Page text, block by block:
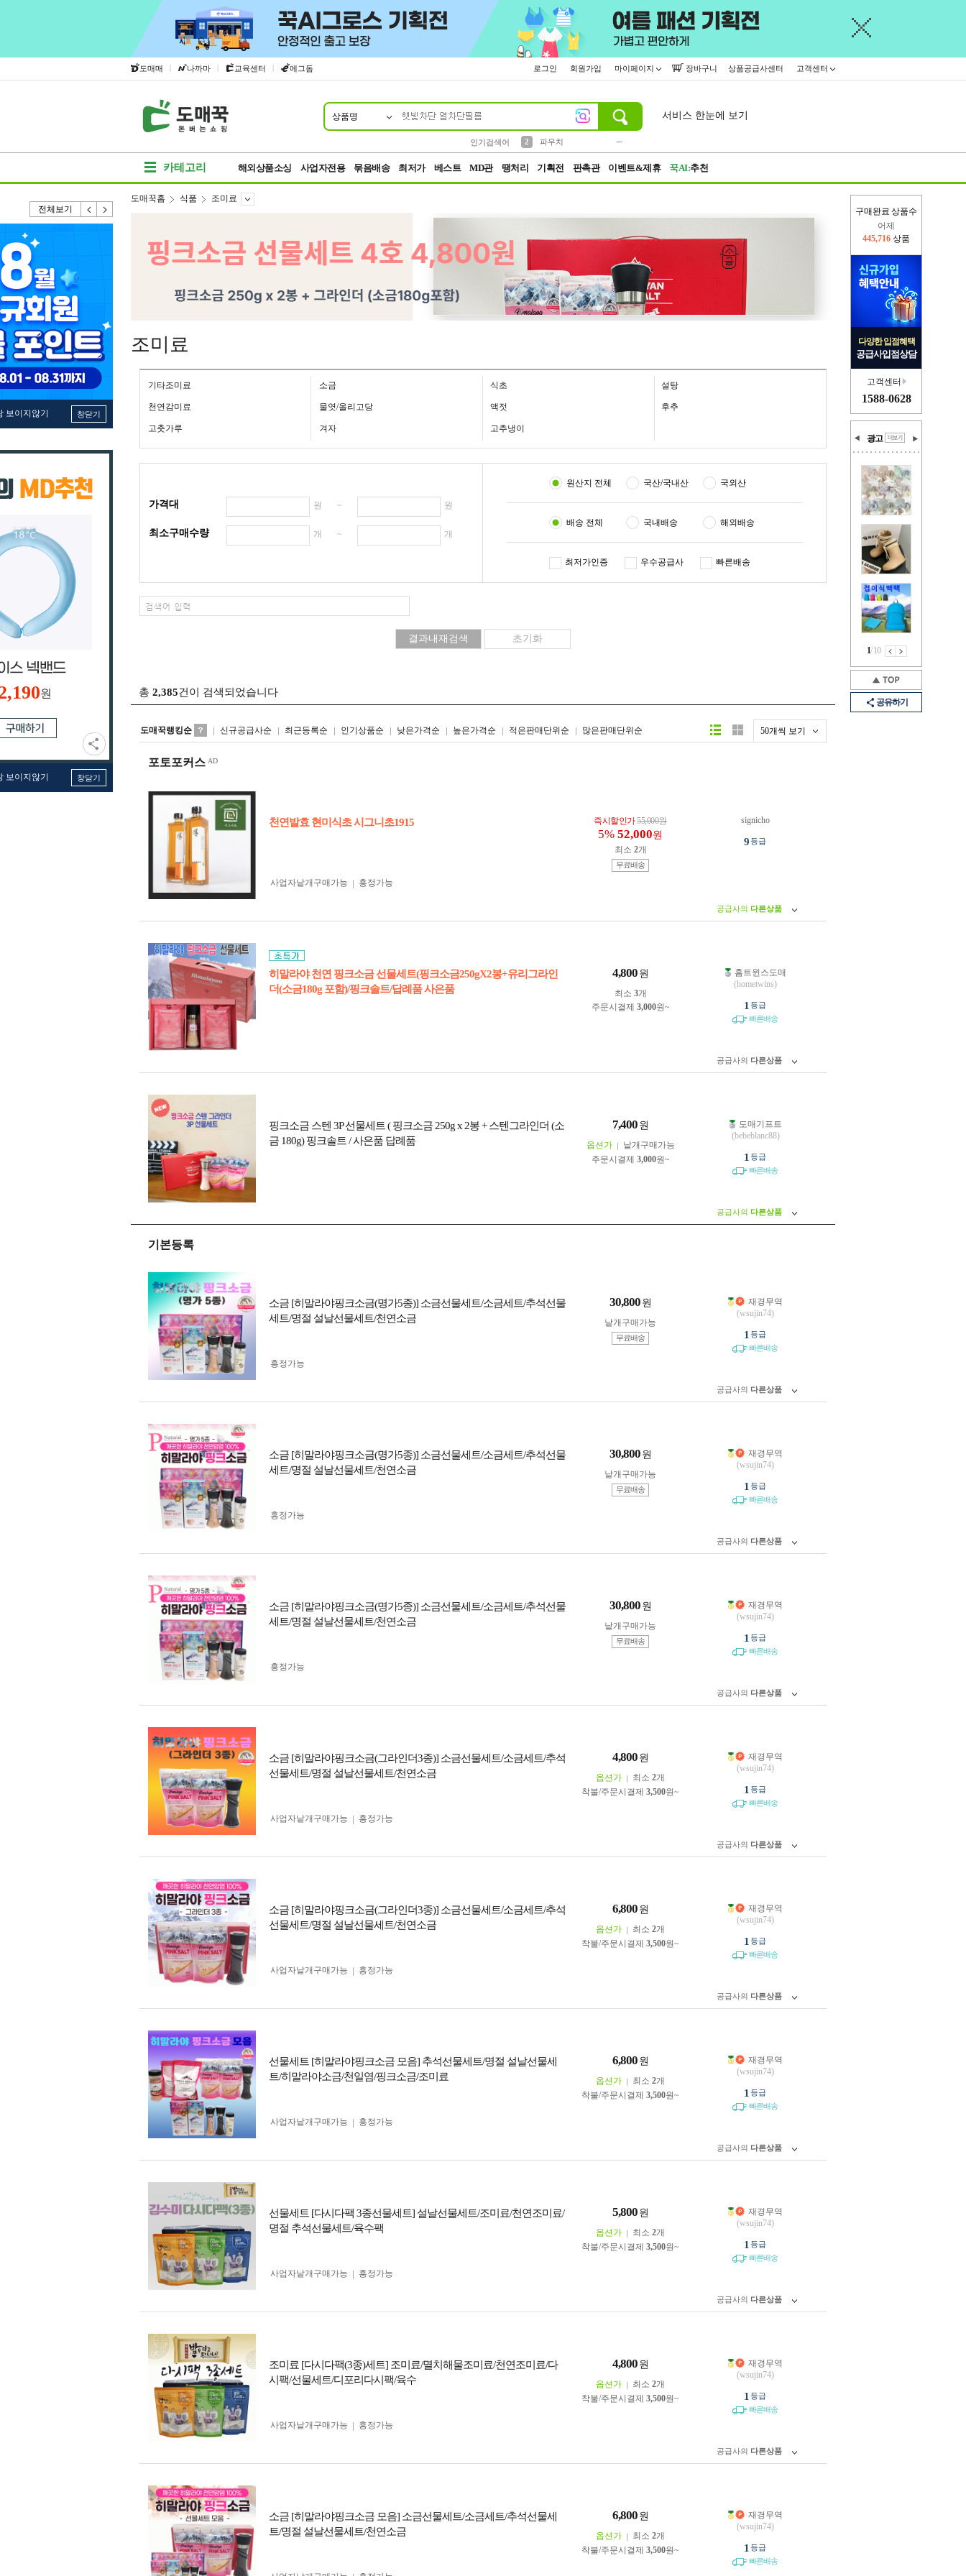
도매매 | 나까마 | 교육센터 | 에그돔 로그인 회원가입 마이페이지 장바구니 상품공급사센터 고객센터
상품명
인기검색어
2
파우치
서비스 한눈에 보기
카테고리 해외상품소싱 사업자전용 묶음배송 최저가 베스트 MD관 땡처리 기획전 판촉관 이벤트&제휴 꾹AI:추천
전체보기
보이지않기 창닫기
원
보이지않기 창닫기
구매완료 상품수
오늘(현재)
251,553 상품
다양한 입점혜택
공급사입점상담
고객센터
1588-0628
광고
1/10
공유하기
도매꾹홈 식품 조미료
조미료
기타조미료 소금 식초 설탕
천연감미료 물엿/올리고당 액젓 후추
고춧가루 겨자 고추냉이
가격대 원 ~ 원
최소구매수량 개 ~ 개
원산지 전체 국산/국내산 국외산
배송 전체 국내배송 해외배송
최저가인증 우수공급사 빠른배송
총 2,385건이 검색되었습니다
도매꾹랭킹순 신규공급사순 최근등록순 인기상품순 낮은가격순 높은가격순 적은판매단위순 많은판매단위순 50개씩 보기
리스트형갤러리형
포토포커스
천연발효 현미식초 시그니초1915 즉시할인가55,000원
5% 52,000원
최소 2개
무료배송
사업자 낱개구매가능 흥정가능
signicho
9등급
공급사의 다른상품
히말라야 천연 핑크소금 선물세트(핑크소금250gX2봉+유리그라인
더(소금180g 포함)/핑크솔트/답례품 사은품
4,800 원
최소 3개
주문시결제 3,000원~
홈트윈스도매
(hometwins)
1 등급
빠른배송
공급사의 다른상품
핑크소금 스텐 3P 선물세트 ( 핑크소금 250g x 2봉 + 스텐그라인더 (소
금 180g) 핑크솔트 / 사은품 답례품
7,400 원
옵션가
낱개구매가능
주문시결제 3,000원~
도매기프트
(bebeblanc88)
1 등급
빠른배송
공급사의 다른상품
기본등록
소금 [히말라야핑크소금(명가5종)] 소금선물세트/소금세트/추석선물
세트/명절 설날선물세트/천연소금
30,800 원
낱개구매가능
무료배송
흥정가능
재경무역
(wsujin74)
1 등급
빠른배송
공급사의 다른상품
소금 [히말라야핑크소금(명가5종)] 소금선물세트/소금세트/추석선물
세트/명절 설날선물세트/천연소금
30,800 원
낱개구매가능
무료배송
흥정가능
재경무역
(wsujin74)
1 등급
빠른배송
공급사의 다른상품
소금 [히말라야핑크소금(명가5종)] 소금선물세트/소금세트/추석선물
세트/명절 설날선물세트/천연소금
30,800 원
낱개구매가능
무료배송
흥정가능
재경무역
(wsujin74)
1 등급
빠른배송
공급사의 다른상품
소금 [히말라야핑크소금(그라인더3종)] 소금선물세트/소금세트/추석
선물세트/명절 설날선물세트/천연소금
4,800 원
옵션가 최소 2개
착불/주문시결제 3,500원~
사업자 낱개구매가능 흥정가능
재경무역
(wsujin74)
1 등급
빠른배송
공급사의 다른상품
소금 [히말라야핑크소금(그라인더3종)] 소금선물세트/소금세트/추석
선물세트/명절 설날선물세트/천연소금
6,800 원
옵션가 최소 2개
착불/주문시결제 3,500원~
사업자 낱개구매가능 흥정가능
재경무역
(wsujin74)
1 등급
빠른배송
공급사의 다른상품
선물세트 [히말라야핑크소금 모음] 추석선물세트/명절 설날선물세
트/히말라야소금/천일염/핑크소금/조미료
6,800 원
옵션가 최소 2개
착불/주문시결제 3,500원~
사업자 낱개구매가능 흥정가능
재경무역
(wsujin74)
1 등급
빠른배송
공급사의 다른상품
선물세트 [다시다팩 3종선물세트] 설날선물세트/조미료/천연조미료/
명절 추석선물세트/육수팩
5,800 원
옵션가 최소 2개
착불/주문시결제 3,500원~
사업자 낱개구매가능 흥정가능
재경무역
(wsujin74)
1 등급
빠른배송
공급사의 다른상품
조미료 [다시다팩(3종)세트] 조미료/멸치해물조미료/천연조미료/다
시팩/선물세트/디포리다시팩/육수
4,800 원
옵션가 최소 2개
착불/주문시결제 3,500원~
사업자 낱개구매가능 흥정가능
재경무역
(wsujin74)
1 등급
빠른배송
공급사의 다른상품
소금 [히말라야핑크소금 모음] 소금선물세트/소금세트/추석선물세
트/명절 설날선물세트/천연소금
6,800 원
옵션가 최소 2개
착불/주문시결제 3,500원~
재경무역
(wsujin74)
1 등급
빠른배송